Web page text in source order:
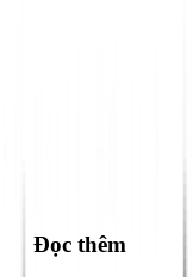
Đọc thêm